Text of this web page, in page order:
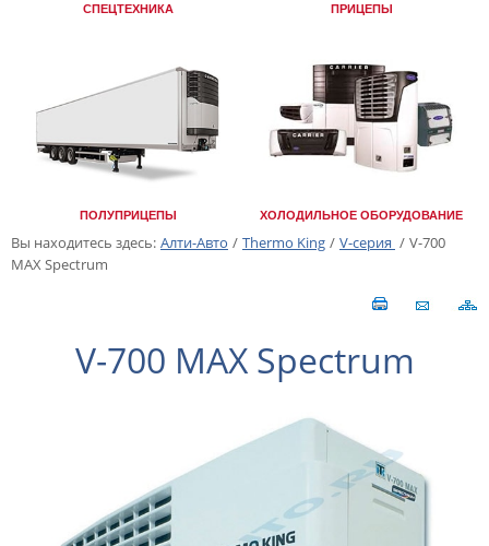
СПЕЦТЕХНИКА ПРИЦЕПЫ
ПОЛУПРИЦЕПЫ ХОЛОДИЛЬНОЕ ОБОРУДОВАНИЕ
Вы находитесь здесь: Алти-Авто / Thermo King / V-серия / V-700
MAX Spectrum
V-700 MAX Spectrum